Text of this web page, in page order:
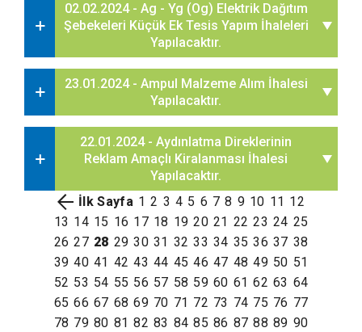
02.02.2024 - Ag - Yg (Og) Elektrik Dağıtım
Şebekeleri Küçük Ek Tesis Yapım İhaleleri
Yapılacaktır.
23.01.2024 - Ampul Malzeme Alım İhalesi
Yapılacaktır.
22.01.2024 - Aydınlatma Direklerinin
Reklam Amaçlı Kiralanması İhalesi
Yapılacaktır.
İlk Sayfa 1 2 3 4 5 6 7 8 9 10 11 12
13 14 15 16 17 18 19 20 21 22 23 24 25
26 27 28 29 30 31 32 33 34 35 36 37 38
39 40 41 42 43 44 45 46 47 48 49 50 51
52 53 54 55 56 57 58 59 60 61 62 63 64
65 66 67 68 69 70 71 72 73 74 75 76 77
78 79 80 81 82 83 84 85 86 87 88 89 90